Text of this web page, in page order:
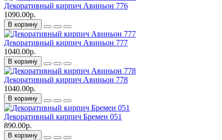
Декоративный кирпич Авиньон 776
1090.00р.
В корзину
Декоративный кирпич Авиньон 777
1040.00р.
В корзину
Декоративный кирпич Авиньон 778
1040.00р.
В корзину
Декоративный кирпич Бремен 051
890.00р.
В корзину